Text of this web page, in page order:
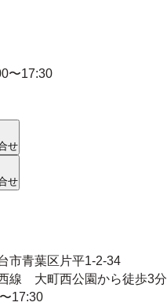
〜17:30
せ
せ
市青葉区片平1-2-34
線 大町西公園から徒歩3分
17:30